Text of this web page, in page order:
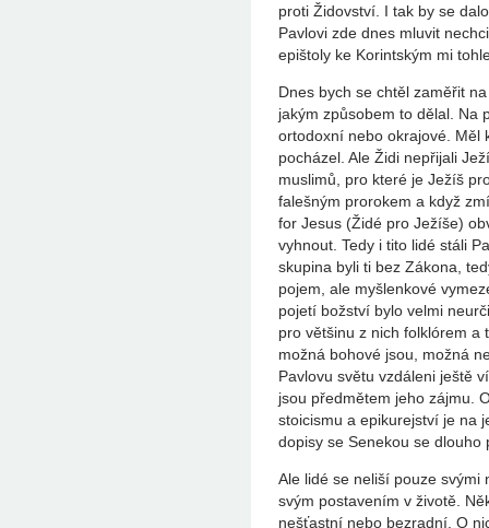
proti Židovství. I tak by se
Pavlovi zde dnes mluvit
epištoly ke Korintským mi
Dnes bych se chtěl zaměřit
jakým způsobem to dělal. Na
ortodoxní nebo okrajové. Měl
pocházel. Ale Židi nepřijali
muslimů, pro které je Ježíš
falešným prorokem a když
for Jesus (Židé pro Ježíše)
vyhnout. Tedy i tito lidé stáli
skupina byli ti bez Zákona,
pojem, ale myšlenkové
pojetí božství bylo velmi
pro většinu z nich folklórem a
možná bohové jsou, možná
Pavlovu světu vzdáleni ještě
jsou předmětem jeho zájmu.
stoicismu a epikurejství je na
dopisy se Senekou se dlouho
Ale lidé se neliší pouze
svým postavením v životě.
nešťastní nebo bezradní. O